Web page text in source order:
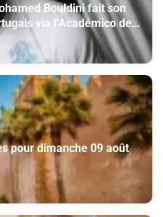
Bouldini fait son
via l’Académico de
pour dimanche 09 août